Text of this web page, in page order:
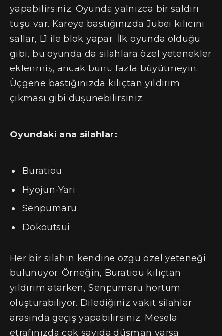
yapabilirsiniz. Oyunda yalnızca bir saldırı
tuşu var. Kareye bastığınızda Jubei kılıcını
sallar, L1 ile blok yapar. İlk oyunda olduğu
gibi, bu oyunda da silahlara özel yetenekler
eklenmiş, ancak bunu fazla büyütmeyin.
Üçgene bastığınızda kılıçtan yıldırım
çıkması gibi düşünebilirsiniz.
Oyundaki ana silahlar:
Buratiou
Hyojun-Yari
Senpumaru
Dokoutsui
Her bir silahın kendine özgü özel yeteneği
bulunuyor. Örneğin, Buratiou kılıçtan
yıldırım atarken, Senpumaru hortum
oluşturabiliyor. Dilediğiniz vakit silahlar
arasında geçiş yapabilirsiniz. Mesela
etrafınızda çok sayıda düşman varsa